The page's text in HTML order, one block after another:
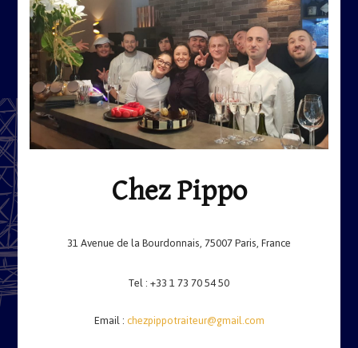
Chez Pippo
31 Avenue de la Bourdonnais, 75007 Paris, France
Tel : +33 1 73 70 54 50
Email :chezpippotraiteur@gmail.com